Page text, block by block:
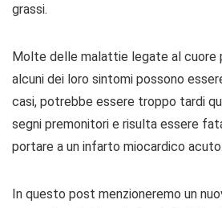
grassi.
Molte delle malattie legate al cuore
alcuni dei loro sintomi possono
casi, potrebbe essere troppo tardi
segni premonitori e risulta essere
portare a un infarto miocardico acuto.
In questo post menzioneremo un